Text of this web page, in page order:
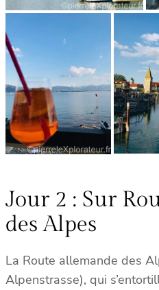
Jour 2 : Sur
des Alpes
La Route allemande des
Alpenstrasse), qui